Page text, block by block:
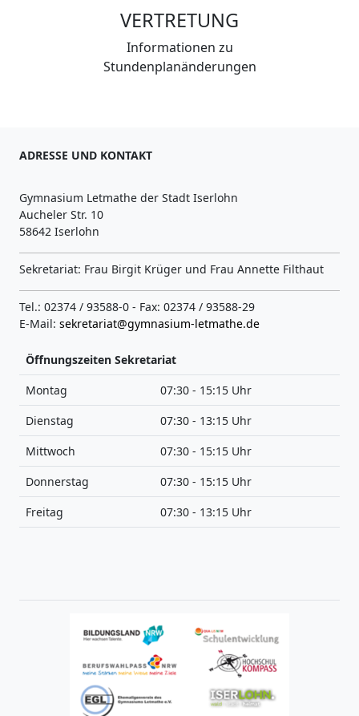
VERTRETUNG
Informationen zu
Stundenplanänderungen
ADRESSE UND KONTAKT
Gymnasium Letmathe der Stadt Iserlohn
Aucheler Str. 10
58642 Iserlohn
Sekretariat: Frau Birgit Krüger und Frau Annette Filthaut
Tel.: 02374 / 93588-0 - Fax: 02374 / 93588-29
E-Mail: sekretariat@gymnasium-letmathe.de
Öffnungszeiten Sekretariat
Montag
07:30 - 15:15 Uhr
Dienstag
07:30 - 13:15 Uhr
Mittwoch
07:30 - 15:15 Uhr
Donnerstag
07:30 - 15:15 Uhr
Freitag
07:30 - 13:15 Uhr